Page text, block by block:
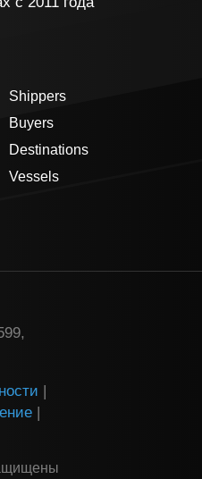
Shippers
Buyers
Destinations
Vessels
|
|